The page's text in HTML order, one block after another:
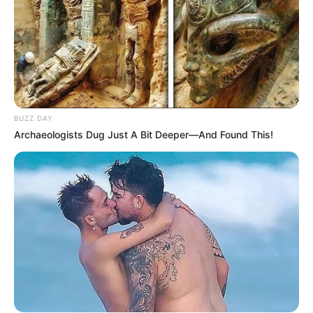
✳️O Nubank que 113 milhões de brasileiros conhecem está
mudando.
✳️Estudo aponta: GPT-5 é perigoso para a saúde ...
✳️Prontuário eletrônico transforma atuação de Agentes de Saúde
no Brasil
BUZZ DAY
Archaeologists Dug Just A Bit Deeper—And Found This!